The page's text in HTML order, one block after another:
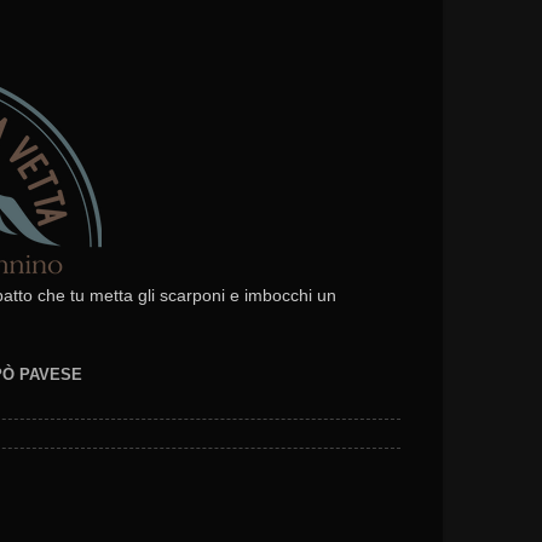
che tu metta gli scarponi e imbocchi un
PAVESE